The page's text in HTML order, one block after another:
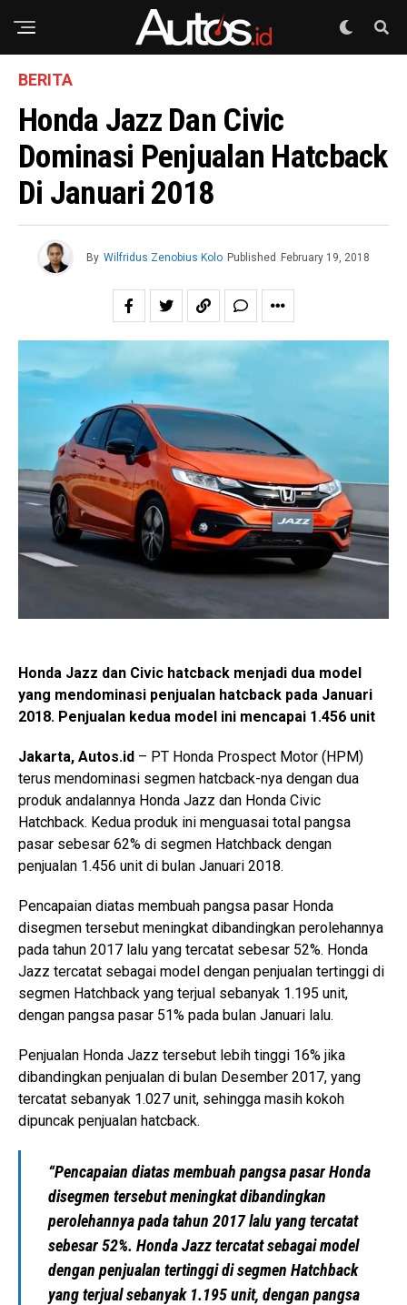
BERITA
Honda Jazz Dan Civic
Dominasi Penjualan Hatcback
Di Januari 2018
By Wilfridus Zenobius Kolo Published February 19, 2018
Honda Jazz dan Civic hatcback menjadi dua model
yang mendominasi penjualan hatcback pada Januari
2018. Penjualan kedua model ini mencapai 1.456 unit
Jakarta, Autos.id – PT Honda Prospect Motor (HPM)
terus mendominasi segmen hatcback-nya dengan dua
produk andalannya Honda Jazz dan Honda Civic
Hatchback. Kedua produk ini menguasai total pangsa
pasar sebesar 62% di segmen Hatchback dengan
penjualan 1.456 unit di bulan Januari 2018.
Pencapaian diatas membuah pangsa pasar Honda
disegmen tersebut meningkat dibandingkan perolehannya
pada tahun 2017 lalu yang tercatat sebesar 52%. Honda
Jazz tercatat sebagai model dengan penjualan tertinggi di
segmen Hatchback yang terjual sebanyak 1.195 unit,
dengan pangsa pasar 51% pada bulan Januari lalu.
Penjualan Honda Jazz tersebut lebih tinggi 16% jika
dibandingkan penjualan di bulan Desember 2017, yang
tercatat sebanyak 1.027 unit, sehingga masih kokoh
dipuncak penjualan hatcback.
“Pencapaian diatas membuah pangsa pasar Honda
disegmen tersebut meningkat dibandingkan
perolehannya pada tahun 2017 lalu yang tercatat
sebesar 52%. Honda Jazz tercatat sebagai model
dengan penjualan tertinggi di segmen Hatchback
yang terjual sebanyak 1.195 unit, dengan pangsa